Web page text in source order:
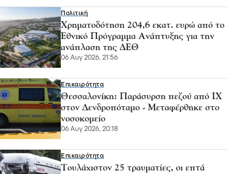
Πολιτική
Χρηματοδότηση 204,6 εκατ. ευρώ από το
Εθνικό Πρόγραμμα Ανάπτυξης για την
ανάπλαση της ΔΕΘ
06 Αυγ 2026, 21:56
Επικαιρότητα
Θεσσαλονίκη: Παράσυρση πεζού από ΙΧ
στον Δενδροπόταμο - Μεταφέρθηκε στο
νοσοκομείο
06 Αυγ 2026, 20:18
Επικαιρότητα
Τουλάχιστον 25 τραυματίες, οι επτά